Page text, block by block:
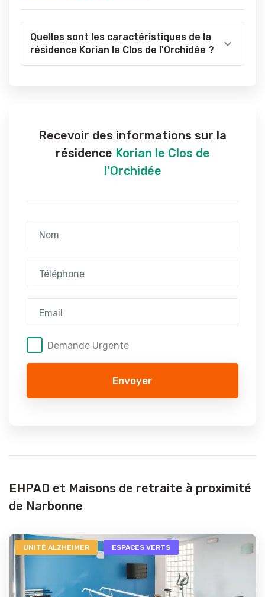
Quelles sont les caractéristiques de la
résidence Korian le Clos de l'Orchidée ?
Recevoir des informations sur la
résidence Korian le Clos de
l'Orchidée
Demande Urgente
Envoyer
EHPAD et Maisons de retraite à proximité
de Narbonne
UNITÉ ALZHEIMER ESPACES VERTS